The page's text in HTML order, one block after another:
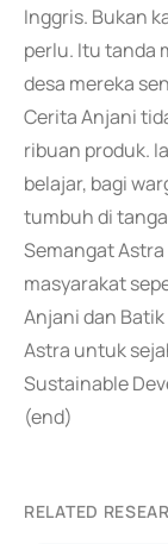
Inggris. Bukan
perlu. Itu tanda
desa mereka
Cerita Anjani
ribuan produk.
belajar, bagi
tumbuh di
Semangat
masyarakat
Anjani dan
Astra untuk
Sustainable
(end)
RELATED